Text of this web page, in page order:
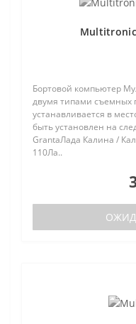
Бортовой компьютер
двумя типами съемных
устанавливается в
быть установлен на
GrantaЛада Калина /
110Ла..